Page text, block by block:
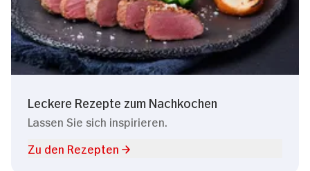
Leckere Rezepte zum Nachkochen
Lassen Sie sich inspirieren.
Zu den Rezepten